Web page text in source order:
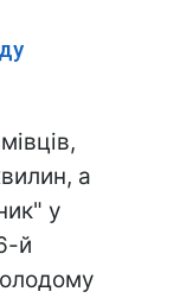
а
у
й